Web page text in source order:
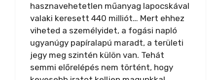
hasznavehetetlen műanyag lapocskával
valaki keresett 440 milliót… Mert ehhez
viheted a személyidet, a fogási napló
ugyanúgy papíralapú maradt, a területi
jegy meg szintén külön van. Tehát
semmi előrelépés nem történt, hogy